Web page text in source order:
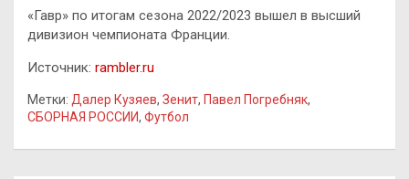
«Гавр» по итогам сезона 2022/2023 вышел в высший
дивизион чемпионата Франции.
Источник: rambler.ru
Метки: Далер Кузяев, Зенит, Павел Погребняк,
СБОРНАЯ РОССИИ, Футбол